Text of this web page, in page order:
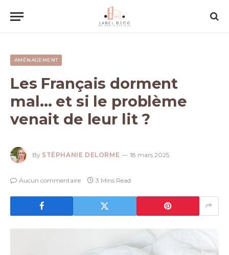
AMÉNAGEMENT
Les Français dorment
mal… et si le problème
venait de leur lit ?
By STÉPHANIE DELORME 18 mars 2025
Aucun commentaire 3 Mins Read